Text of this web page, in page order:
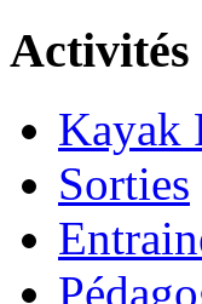
Activités
Kayak
Sorties